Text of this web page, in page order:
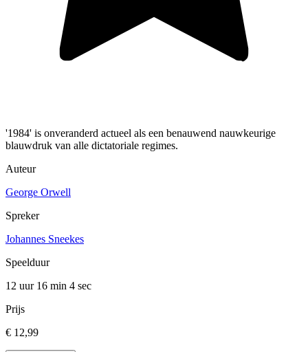
'1984' is onveranderd actueel als een benauwend nauwkeurige
blauwdruk van alle dictatoriale regimes.
Auteur
George Orwell
Spreker
Johannes Sneekes
Speelduur
12 uur 16 min 4 sec
Prijs
€ 12,99